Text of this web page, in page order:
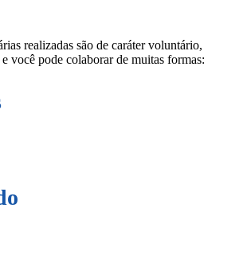
realizadas são de caráter voluntário,
você pode colaborar de muitas formas: